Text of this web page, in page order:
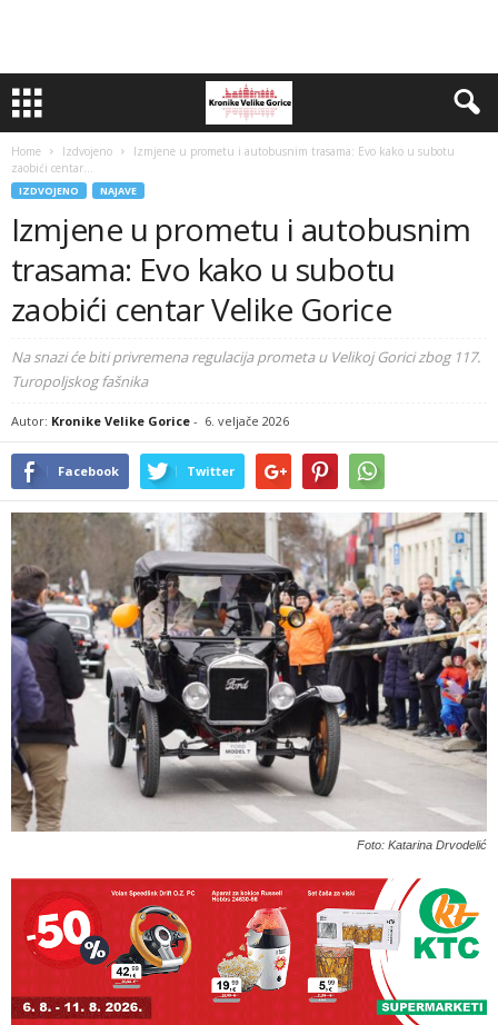
Home Izdvojeno
Izmjene u prometu i autobusnim trasama: Evo kako u subotu
zaobići centar...
IZDVOJENO NAJAVE
Izmjene u prometu i autobusnim
trasama: Evo kako u subotu
zaobići centar Velike Gorice
Na snazi će biti privremena regulacija prometa u Velikoj Gorici zbog 117.
Turopoljskog fašnika
Autor: Kronike Velike Gorice - 6. veljače 2026
Facebook Twitter
Foto: Katarina Drvodelić